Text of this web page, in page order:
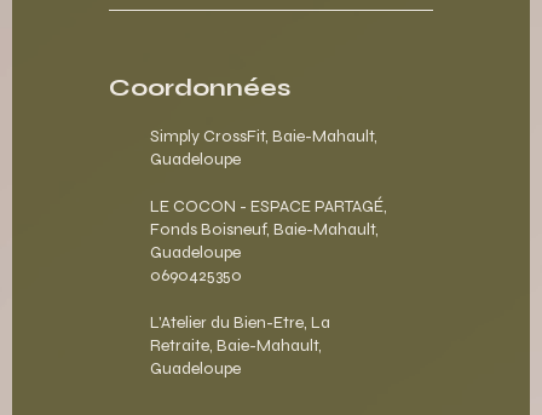
Coordonnées
Simply CrossFit, Baie-Mahault,
Guadeloupe
LE COCON - ESPACE PARTAGÉ,
Fonds Boisneuf, Baie-Mahault,
Guadeloupe
0690425350
L'Atelier du Bien-Etre, La
Retraite, Baie-Mahault,
Guadeloupe